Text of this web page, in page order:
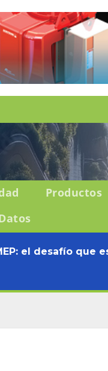
Productos
el desafío que